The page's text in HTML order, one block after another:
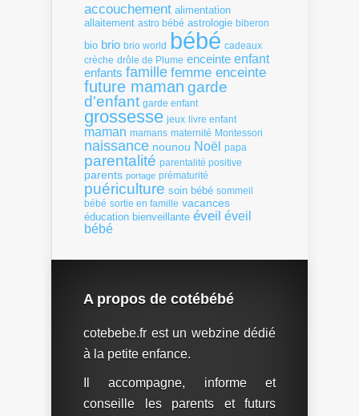
accouchement alimentation
allaitement astro bébé astrologie biberon
bio brio brio world bébé cadeaux
crèche drôle de Plume enceinte enfant
enfants famille femme enceinte
future maman garde
d'enfant garde enfant
grossesse jeux livre enfant
maman mamans maternité Montessori
naissance nounou Noël papa
parentalité parentalité positive
parents portage prématurité
puériculture soin bébé sommeil
bébé sortie en famille vacances
éducation bienveillante éveil éveil
bébé
A propos de cotébébé
cotebebe.fr est un webzine dédié
à la petite enfance.
Il accompagne, informe et
conseille les parents et futurs